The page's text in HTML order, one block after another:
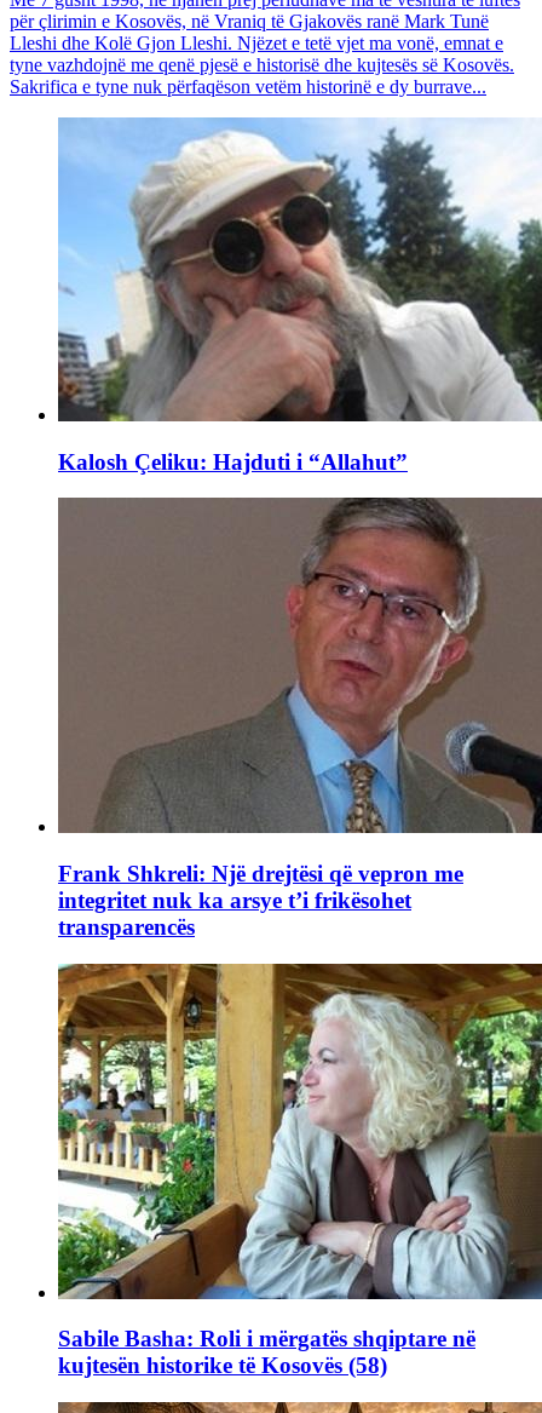
për çlirimin e Kosovës, në Vraniq të Gjakovës ranë Mark Tunë
Lleshi dhe Kolë Gjon Lleshi. Njëzet e tetë vjet ma vonë, emnat e
tyne vazhdojnë me qenë pjesë e historisë dhe kujtesës së Kosovës.
Sakrifica e tyne nuk përfaqëson vetëm historinë e dy burrave...
Kalosh Çeliku: Hajduti i “Allahut”
Frank Shkreli: Një drejtësi që vepron me
integritet nuk ka arsye t’i frikësohet
transparencës
Sabile Basha: Roli i mërgatës shqiptare në
kujtesën historike të Kosovës (58)